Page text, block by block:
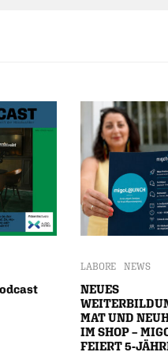
LABORE NEWS
NEUES
MAT UND
IM SHOP –
FEIERT 5-